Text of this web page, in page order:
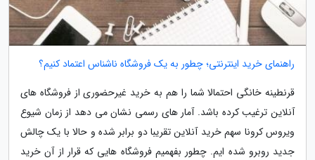
راهنمای خرید اینترنتی؛ چطور به یک فروشگاه ناشناس اعتماد کنیم؟
قرنطینه خانگی احتمالا شما را هم به خرید غیرحضوری از فروشگاه های
آنلاین ترغیب کرده باشد. آمار های رسمی نشان می دهد از زمان شیوع
ویروس کرونا سهم خرید آنلاین تقریبا دو برابر شده و حالا با یک چالش
جدید روبرو شده ایم. چطور بفهمیم فروشگاه هایی که قرار از آن خرید